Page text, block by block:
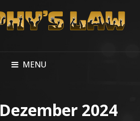
MENU
Dezember 2024